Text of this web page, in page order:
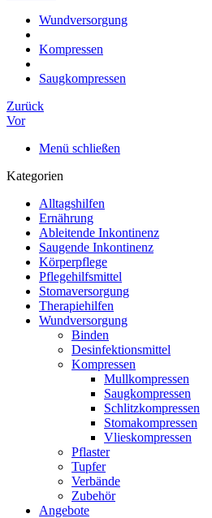
Wundversorgung
Kompressen
Saugkompressen
Zurück
Vor
Menü schließen
Kategorien
Alltagshilfen
Ernährung
Ableitende Inkontinenz
Saugende Inkontinenz
Körperpflege
Pflegehilfsmittel
Stomaversorgung
Therapiehilfen
Wundversorgung
Binden
Desinfektionsmittel
Kompressen
Mullkompressen
Saugkompressen
Schlitzkompressen
Stomakompressen
Vlieskompressen
Pflaster
Tupfer
Verbände
Zubehör
Angebote